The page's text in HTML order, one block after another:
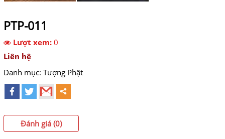
PTP-011
Lượt xem:0
Liên hệ
Danh mục: Tượng Phật
Đánh giá (0)